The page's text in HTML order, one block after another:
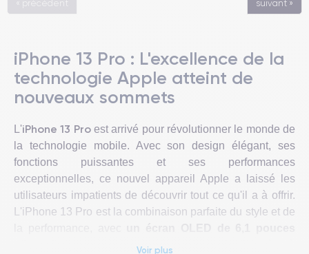
« précédent suivant »
iPhone 13 Pro : L'excellence de la
technologie Apple atteint de
nouveaux sommets
L'iPhone 13 Proest arrivé pour révolutionner le monde de
la technologie mobile. Avec son design élégant, ses
fonctions puissantes et ses performances
exceptionnelles, ce nouvel appareil Apple a laissé les
utilisateurs impatients de découvrir tout ce qu'il a à offrir.
L'iPhone 13 Pro est la combinaison parfaite du style et de
offrant des couleurs vives et des noirs profonds, grâce à
Voir plus